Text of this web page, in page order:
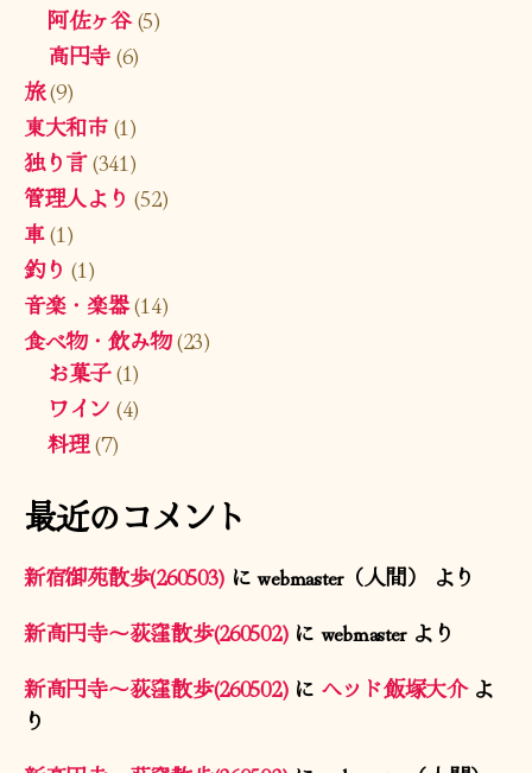
阿佐ヶ谷(5)
高円寺(6)
旅(9)
東大和市(1)
独り言(341)
管理人より (52)
車(1)
釣り (1)
音楽・楽器(14)
食べ物・飲み物(23)
お菓子(1)
ワイン (4)
料理(7)
最近のコメント
新宿御苑散歩(260503) にwebmaster（人間）
より
新高円寺〜荻窪散歩(260502)に webmasterより
新高円寺〜荻窪散歩(260502)に ヘッド飯塚大介よ
り